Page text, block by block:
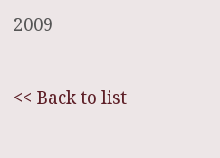
2009
<< Back to list